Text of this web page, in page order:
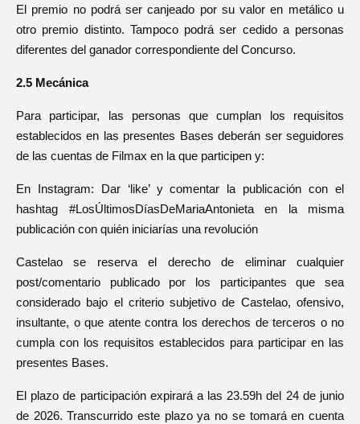
El premio no podrá ser canjeado por su valor en metálico u
otro premio distinto. Tampoco podrá ser cedido a personas
diferentes del ganador correspondiente del Concurso.
2.5 Mecánica
Para participar, las personas que cumplan los requisitos
establecidos en las presentes Bases deberán ser seguidores
de las cuentas de Filmax en la que participen y:
En Instagram: Dar ‘like’ y comentar la publicación con el
hashtag #LosÚltimosDíasDeMariaAntonieta en la misma
publicación con quién iniciarías una revolución
Castelao se reserva el derecho de eliminar cualquier
post/comentario publicado por los participantes que sea
considerado bajo el criterio subjetivo de Castelao, ofensivo,
insultante, o que atente contra los derechos de terceros o no
cumpla con los requisitos establecidos para participar en las
presentes Bases.
El plazo de participación expirará a las 23.59h del 24 de junio
de 2026. Transcurrido este plazo ya no se tomará en cuenta